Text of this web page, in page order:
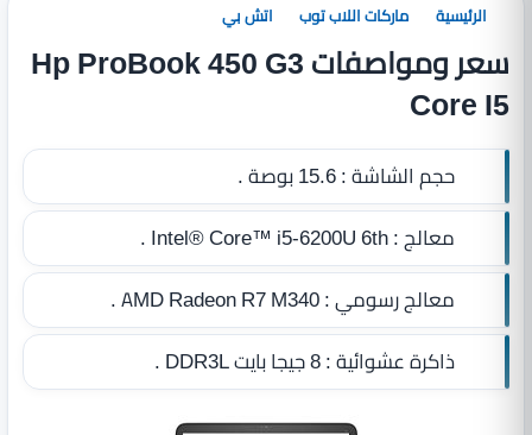
الرئيسية ماركات اللاب توب اتش بي
سعر ومواصفات Hp ProBook 450 G3
Core I5
حجم الشاشة :15.6 بوصة .
معالج :Intel® Core™ i5‎-6200U 6th .
معالج رسومي :AMD Radeon R7 M340 .
ذاكرة عشوائية :8 جيجا بايت DDR3L .